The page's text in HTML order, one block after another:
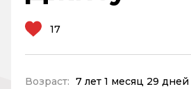
17
Возраст: 7 лет 1 месяц 29 дней